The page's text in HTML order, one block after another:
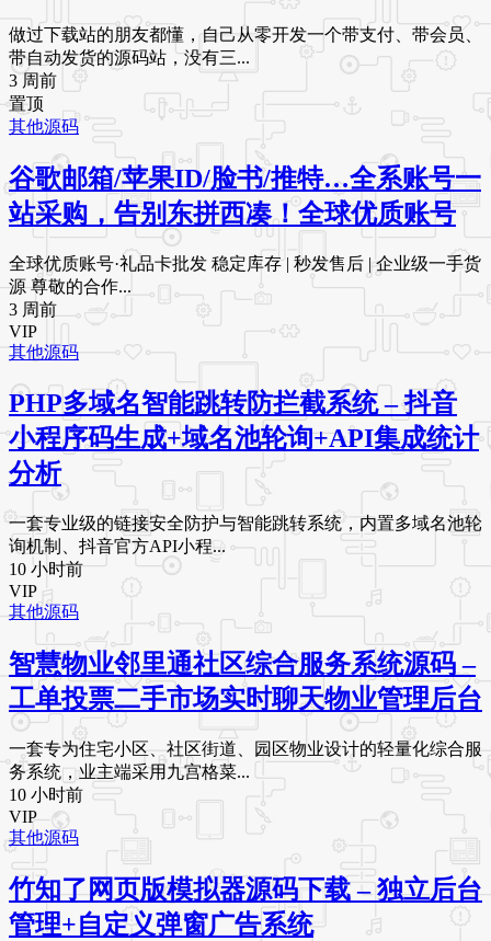
做过下载站的朋友都懂，自己从零开发一个带支付、带会员、
带自动发货的源码站，没有三...
3 周前
置顶
其他源码
谷歌邮箱/苹果ID/脸书/推特…全系账号一
站采购，告别东拼西凑！全球优质账号
全球优质账号·礼品卡批发 稳定库存 | 秒发售后 | 企业级一手货
源 尊敬的合作...
3 周前
VIP
其他源码
PHP多域名智能跳转防拦截系统 – 抖音
小程序码生成+域名池轮询+API集成统计
分析
一套专业级的链接安全防护与智能跳转系统，内置多域名池轮
询机制、抖音官方API小程...
10 小时前
VIP
其他源码
智慧物业邻里通社区综合服务系统源码 –
工单投票二手市场实时聊天物业管理后台
一套专为住宅小区、社区街道、园区物业设计的轻量化综合服
务系统，业主端采用九宫格菜...
10 小时前
VIP
其他源码
竹知了网页版模拟器源码下载 – 独立后台
管理+自定义弹窗广告系统